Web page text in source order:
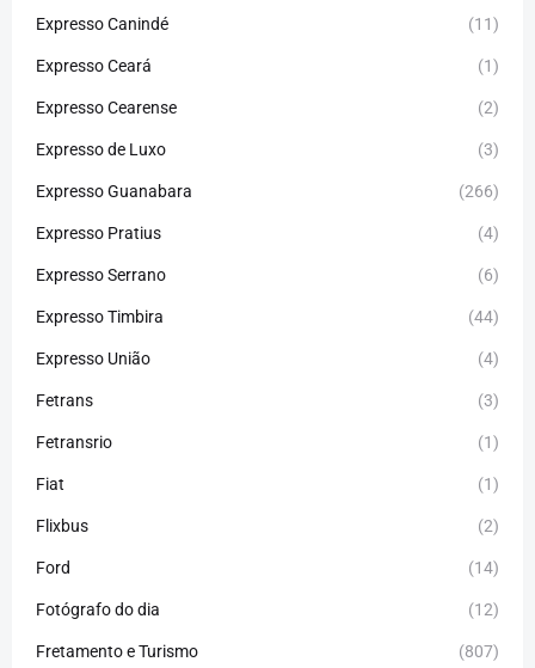
Expresso Canindé (11)
Expresso Ceará (1)
Expresso Cearense (2)
Expresso de Luxo (3)
Expresso Guanabara (266)
Expresso Pratius (4)
Expresso Serrano (6)
Expresso Timbira (44)
Expresso União (4)
Fetrans (3)
Fetransrio (1)
Fiat (1)
Flixbus (2)
Ford (14)
Fotógrafo do dia (12)
Fretamento e Turismo (807)